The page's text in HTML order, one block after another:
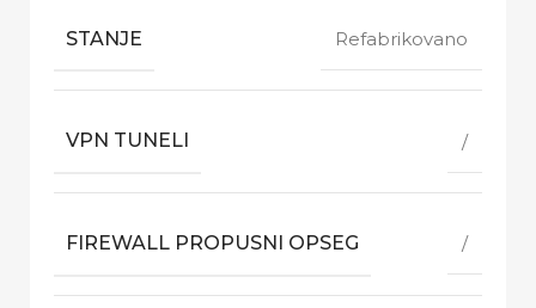
STANJE Refabrikovano
VPN TUNELI /
FIREWALL PROPUSNI OPSEG /